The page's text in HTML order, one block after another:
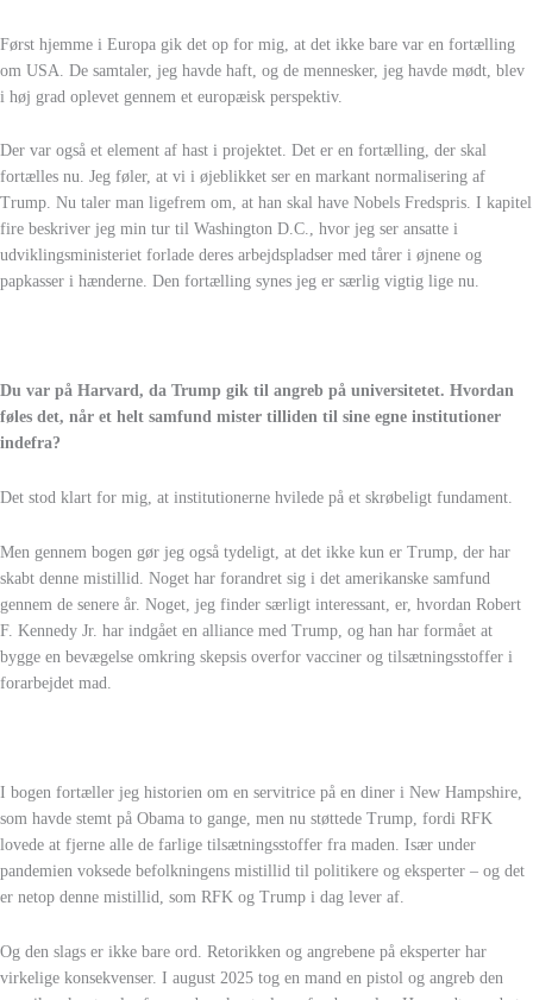
Først hjemme i Europa gik det op for mig, at det ikke bare var en fortælling
om USA. De samtaler, jeg havde haft, og de mennesker, jeg havde mødt, blev
i høj grad oplevet gennem et europæisk perspektiv.
Der var også et element af hast i projektet. Det er en fortælling, der skal
fortælles nu. Jeg føler, at vi i øjeblikket ser en markant normalisering af
Trump. Nu taler man ligefrem om, at han skal have Nobels Fredspris. I kapitel
fire beskriver jeg min tur til Washington D.C., hvor jeg ser ansatte i
udviklingsministeriet forlade deres arbejdspladser med tårer i øjnene og
papkasser i hænderne. Den fortælling synes jeg er særlig vigtig lige nu.
Du var på Harvard, da Trump gik til angreb på universitetet. Hvordan
føles det, når et helt samfund mister tilliden til sine egne institutioner
indefra?
Det stod klart for mig, at institutionerne hvilede på et skrøbeligt fundament.
Men gennem bogen gør jeg også tydeligt, at det ikke kun er Trump, der har
skabt denne mistillid. Noget har forandret sig i det amerikanske samfund
gennem de senere år. Noget, jeg finder særligt interessant, er, hvordan Robert
F. Kennedy Jr. har indgået en alliance med Trump, og han har formået at
bygge en bevægelse omkring skepsis overfor vacciner og tilsætningsstoffer i
forarbejdet mad.
I bogen fortæller jeg historien om en servitrice på en diner i New Hampshire,
som havde stemt på Obama to gange, men nu støttede Trump, fordi RFK
lovede at fjerne alle de farlige tilsætningsstoffer fra maden. Især under
pandemien voksede befolkningens mistillid til politikere og eksperter – og det
er netop denne mistillid, som RFK og Trump i dag lever af.
Og den slags er ikke bare ord. Retorikken og angrebene på eksperter har
virkelige konsekvenser. I august 2025 tog en mand en pistol og angreb den